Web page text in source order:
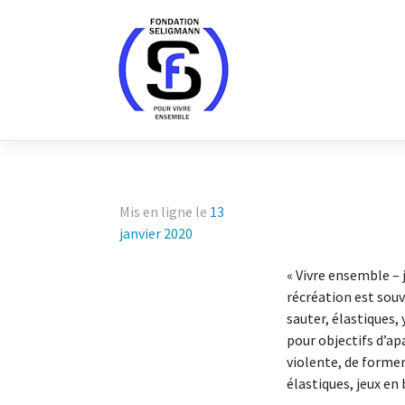
Mis en ligne le 13
janvier 2020
« Vivre ensemble
récréation est
sauter, élastiques,
pour objectifs
violente, de
élastiques, jeux